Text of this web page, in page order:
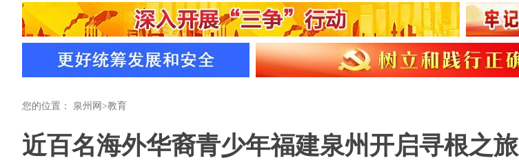
您的位置： 泉州网 >教育
近百名海外华裔青少年福建泉州开启寻根之旅